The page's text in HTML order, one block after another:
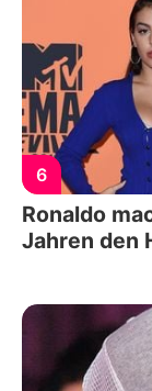
6
Ronaldo
Jahren den